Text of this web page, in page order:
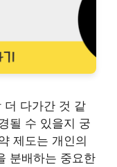
더 다가간 것 같
될 수 있을지 궁
제도는 개인의
분배하는 중요한